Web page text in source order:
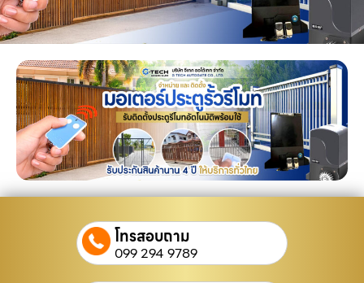
โทรสอบถาม
099 294 9789